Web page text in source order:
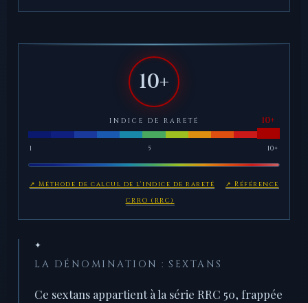
10+
INDICE DE RARETÉ
1 5 10+
↗ Méthode de calcul de l'indice de rareté
↗ Référence
CRRO (RRC)
✦
LA DÉNOMINATION : SEXTANS
Ce sextans appartient à la série RRC 50, frappée